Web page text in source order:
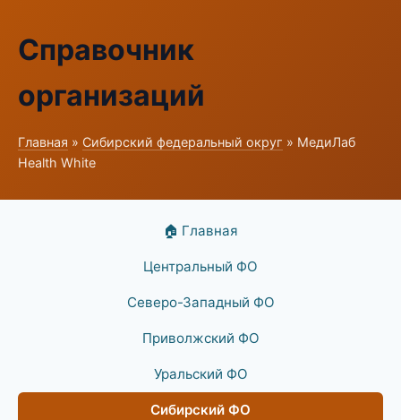
Справочник
организаций
Главная » Сибирский федеральный округ » МедиЛаб
Health White
🏠 Главная
Центральный ФО
Северо-Западный ФО
Приволжский ФО
Уральский ФО
Сибирский ФО